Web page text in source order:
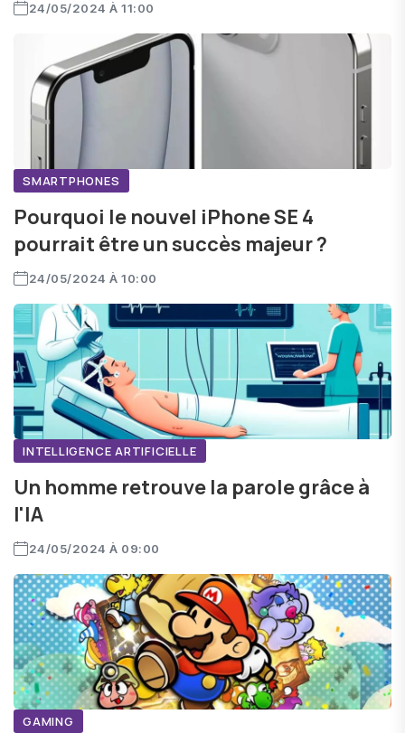
24/05/2024 À 11:00
SMARTPHONES
Pourquoi le nouvel iPhone SE 4
pourrait être un succès majeur ?
24/05/2024 À 10:00
INTELLIGENCE ARTIFICIELLE
Un homme retrouve la parole grâce à
l'IA
24/05/2024 À 09:00
GAMING